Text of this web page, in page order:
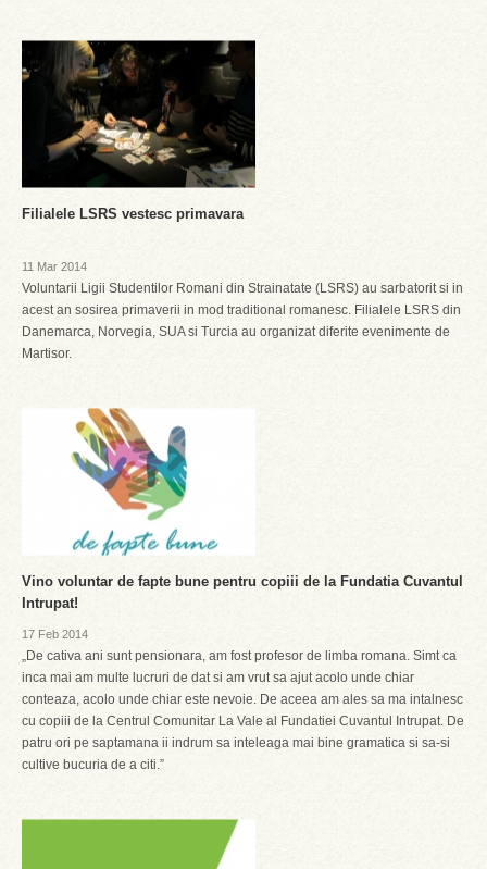
Filialele LSRS vestesc primavara
11 Mar 2014
Voluntarii Ligii Studentilor Romani din Strainatate (LSRS) au sarbatorit si in
acest an sosirea primaverii in mod traditional romanesc. Filialele LSRS din
Danemarca, Norvegia, SUA si Turcia au organizat diferite evenimente de
Martisor.
Vino voluntar de fapte bune pentru copiii de la Fundatia Cuvantul
Intrupat!
17 Feb 2014
„De cativa ani sunt pensionara, am fost profesor de limba romana. Simt ca
inca mai am multe lucruri de dat si am vrut sa ajut acolo unde chiar
conteaza, acolo unde chiar este nevoie. De aceea am ales sa ma intalnesc
cu copiii de la Centrul Comunitar La Vale al Fundatiei Cuvantul Intrupat. De
patru ori pe saptamana ii indrum sa inteleaga mai bine gramatica si sa-si
cultive bucuria de a citi.”